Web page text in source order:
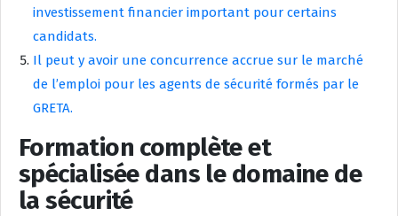
investissement financier important pour certains
candidats.
Il peut y avoir une concurrence accrue sur le marché
de l’emploi pour les agents de sécurité formés par le
GRETA.
Formation complète et
spécialisée dans le domaine de
la sécurité